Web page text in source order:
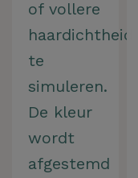
Hoe
helpen?
of vollere
haardichtheid
te
simuleren.
De kleur
wordt
afgestemd